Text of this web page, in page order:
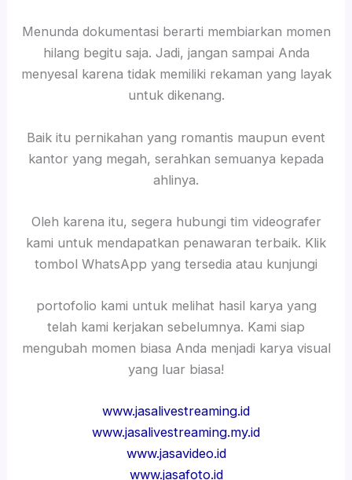
Menunda dokumentasi berarti membiarkan momen
hilang begitu saja. Jadi, jangan sampai Anda
menyesal karena tidak memiliki rekaman yang layak
untuk dikenang.
Baik itu pernikahan yang romantis maupun event
kantor yang megah, serahkan semuanya kepada
ahlinya.
Oleh karena itu, segera hubungi tim videografer
kami untuk mendapatkan penawaran terbaik. Klik
tombol WhatsApp yang tersedia atau kunjungi
portofolio kami untuk melihat hasil karya yang
telah kami kerjakan sebelumnya. Kami siap
mengubah momen biasa Anda menjadi karya visual
yang luar biasa!
www.jasalivestreaming.id
www.jasalivestreaming.my.id
www.jasavideo.id
www.jasafoto.id